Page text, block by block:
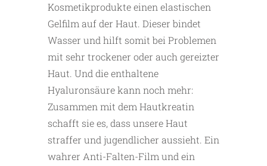
Kosmetikprodukte einen elastischen
Gelfilm auf der Haut. Dieser bindet
Wasser und hilft somit bei Problemen
mit sehr trockener oder auch gereizter
Haut. Und die enthaltene
Hyaluronsäure kann noch mehr:
Zusammen mit dem Hautkreatin
schafft sie es, dass unsere Haut
straffer und jugendlicher aussieht. Ein
wahrer Anti-Falten-Film und ein